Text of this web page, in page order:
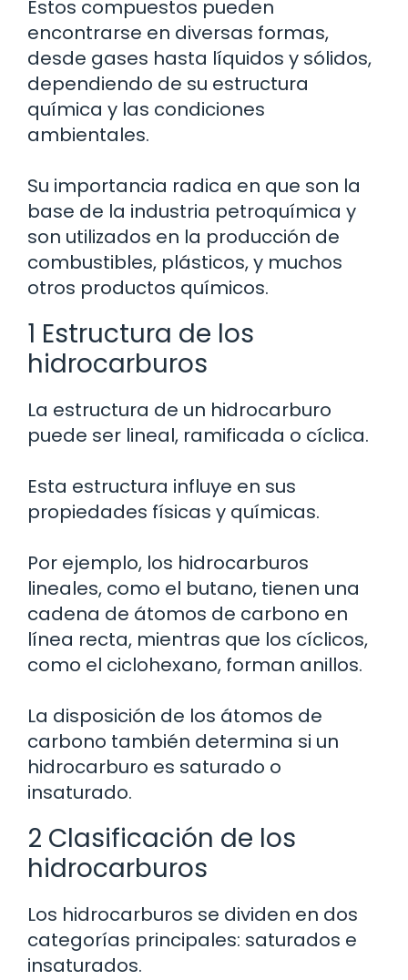
Estos compuestos pueden
encontrarse en diversas formas,
desde gases hasta líquidos y sólidos,
dependiendo de su estructura
química y las condiciones
ambientales.
Su importancia radica en que son la
base de la industria petroquímica y
son utilizados en la producción de
combustibles, plásticos, y muchos
otros productos químicos.
1 Estructura de los
hidrocarburos
La estructura de un hidrocarburo
puede ser lineal, ramificada o cíclica.
Esta estructura influye en sus
propiedades físicas y químicas.
Por ejemplo, los hidrocarburos
lineales, como el butano, tienen una
cadena de átomos de carbono en
línea recta, mientras que los cíclicos,
como el ciclohexano, forman anillos.
La disposición de los átomos de
carbono también determina si un
hidrocarburo es saturado o
insaturado.
2 Clasificación de los
hidrocarburos
Los hidrocarburos se dividen en dos
categorías principales: saturados e
insaturados.